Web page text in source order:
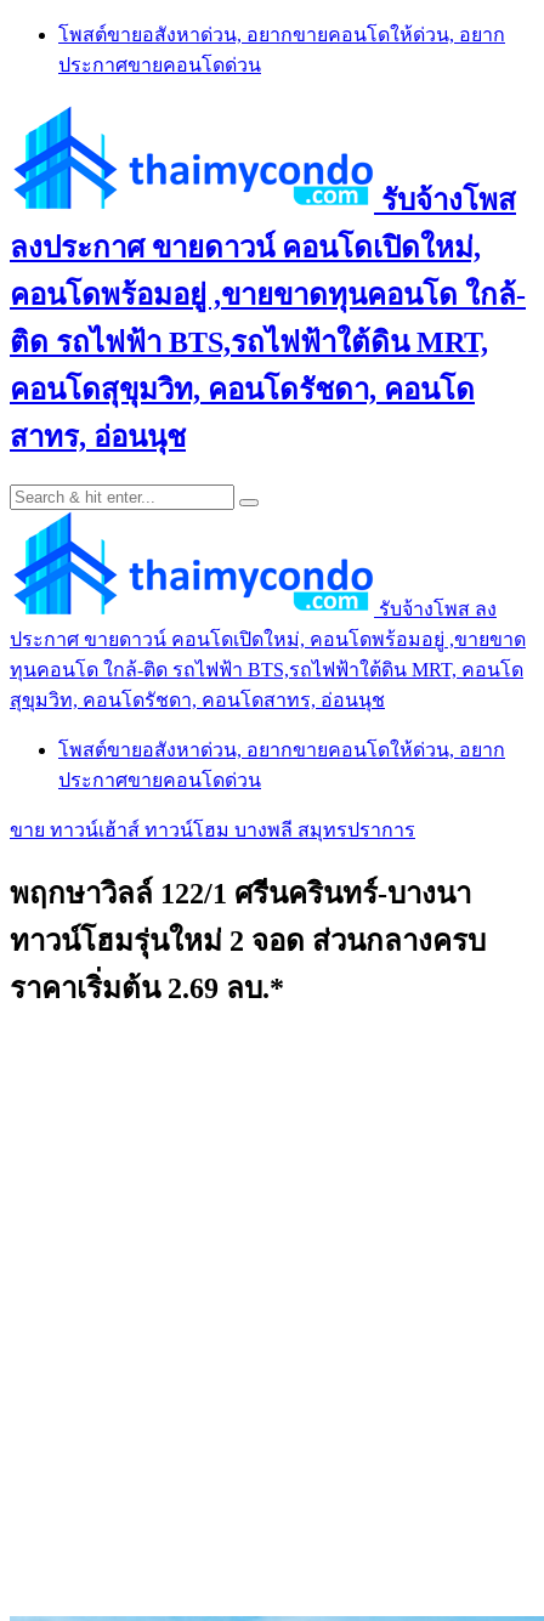
Skip
content
โพสต์ขายอสังหาด่วน, อยากขายคอนโดให้ด่วน, อยาก
ประกาศขายคอนโดด่วน
รับจ้างโพส
ลงประกาศ ขายดาวน์ คอนโดเปิดใหม่,
คอนโดพร้อมอยู่ ,ขายขาดทุนคอนโด ใกล้-
ติด รถไฟฟ้า BTS,รถไฟฟ้าใต้ดิน MRT,
คอนโดสุขุมวิท, คอนโดรัชดา, คอนโด
สาทร, อ่อนนุช
รับจ้างโพส ลง
ประกาศ ขายดาวน์ คอนโดเปิดใหม่, คอนโดพร้อมอยู่ ,ขายขาด
ทุนคอนโด ใกล้-ติด รถไฟฟ้า BTS,รถไฟฟ้าใต้ดิน MRT, คอนโด
สุขุมวิท, คอนโดรัชดา, คอนโดสาทร, อ่อนนุช
โพสต์ขายอสังหาด่วน, อยากขายคอนโดให้ด่วน, อยาก
ประกาศขายคอนโดด่วน
ขาย ทาวน์เฮ้าส์ ทาวน์โฮม บางพลี สมุทรปราการ
พฤกษาวิลล์ 122/1 ศรีนครินทร์-บางนา
ทาวน์โฮมรุ่นใหม่ 2 จอด ส่วนกลางครบ
ราคาเริ่มต้น 2.69 ลบ.*